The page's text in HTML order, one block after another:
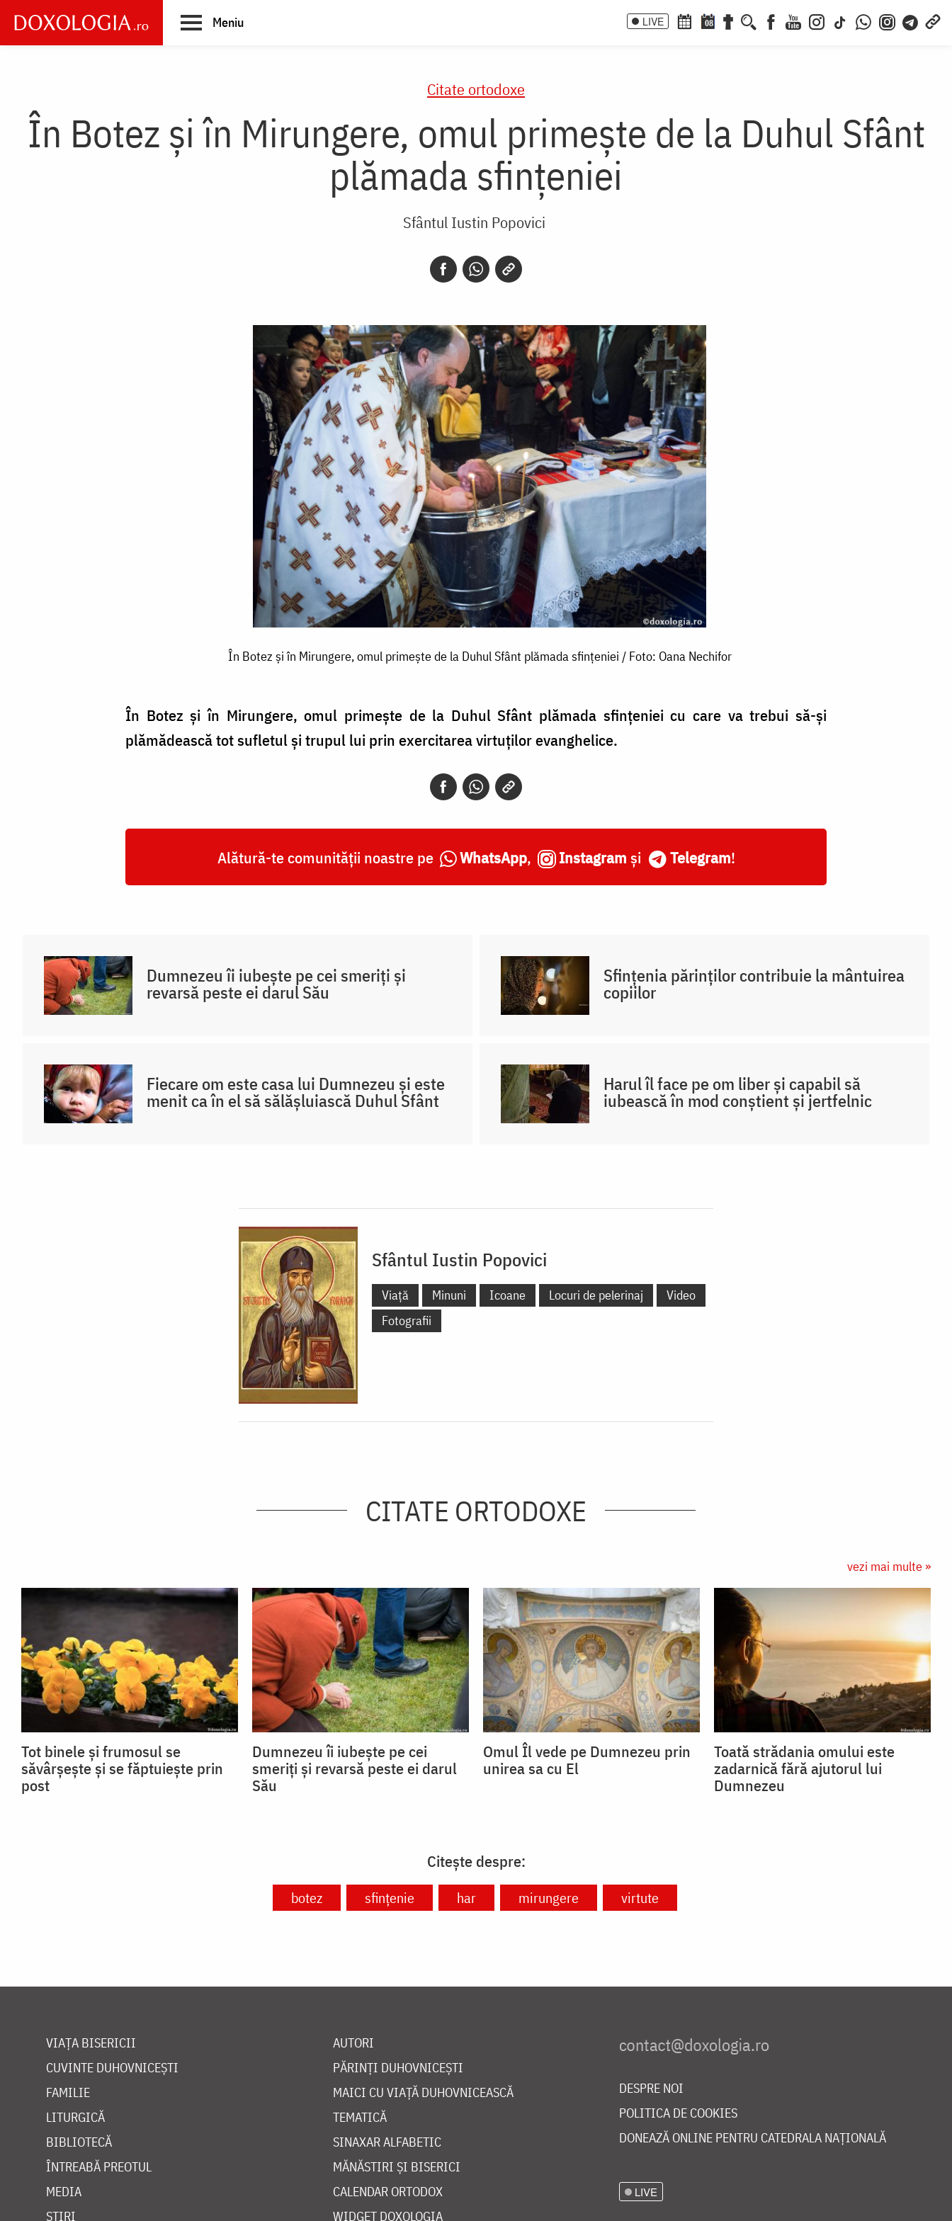
main
Meniu LIVE 08
Citate ortodoxe
În Botez și în Mirungere, omul primește de la Duhul Sfânt
plămada sfințeniei
Sfântul Iustin Popovici
Foto:
Oana
În Botez și în Mirungere, omul primește de la Duhul Sfânt plămada sfințeniei / Foto: Oana Nechifor
În Botez și în Mirungere, omul primește de la Duhul Sfânt plămada sfințeniei cu care va trebui să-și
plămădească tot sufletul și trupul lui prin exercitarea virtuților evanghelice.
Alătură-te comunității noastre pe WhatsApp, Instagram și Telegram!
Dumnezeu îi iubește pe cei smeriți și
revarsă peste ei darul Său
Sfințenia părinților contribuie la mântuirea
copiilor
Fiecare om este casa lui Dumnezeu și este
menit ca în el să sălășluiască Duhul Sfânt
Harul îl face pe om liber și capabil să
iubească în mod conștient și jertfelnic
Sfântul Iustin Popovici
Viață Minuni Icoane Locuri de pelerinaj
Video
Fotografii
CITATE ORTODOXE
vezi mai multe »
Tot binele și frumosul se
săvârșește și se făptuiește prin
post
Dumnezeu îi iubește pe cei
smeriți și revarsă peste ei darul
Său
Omul Îl vede pe Dumnezeu prin
unirea sa cu El
Toată strădania omului este
zadarnică fără ajutorul lui
Dumnezeu
Citește despre:
botez sfințenie har mirungere virtute
VIAȚA BISERICII
CUVINTE DUHOVNICEȘTI
FAMILIE
LITURGICĂ
BIBLIOTECĂ
ÎNTREABĂ PREOTUL
MEDIA
ȘTIRI
AUTORI
PĂRINȚI DUHOVNICEȘTI
MAICI CU VIAȚĂ DUHOVNICEASCĂ
TEMATICĂ
SINAXAR ALFABETIC
MĂNĂSTIRI ȘI BISERICI
CALENDAR ORTODOX
WIDGET DOXOLOGIA
DESPRE NOI
POLITICA DE COOKIES
DONEAZĂ ONLINE PENTRU CATEDRALA NAȚIONALĂ
LIVE